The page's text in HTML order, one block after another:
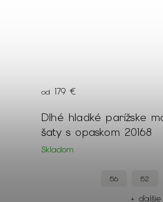
Dlhé hladké parížske
šaty s opaskom 20168
Skladom
od 179 €
56 52
+ ďalšie